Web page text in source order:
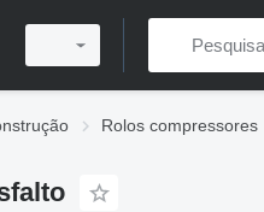
Rolos compressores